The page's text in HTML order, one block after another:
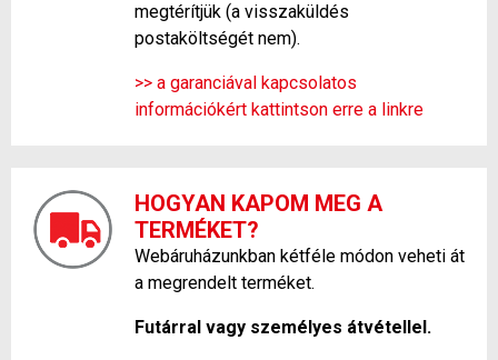
megtérítjük (a visszaküldés
postaköltségét nem).
>> a garanciával kapcsolatos
információkért kattintson erre a linkre
HOGYAN KAPOM MEG A
TERMÉKET?
Webáruházunkban kétféle módon veheti át
a megrendelt terméket.
Futárral vagy személyes átvétellel.